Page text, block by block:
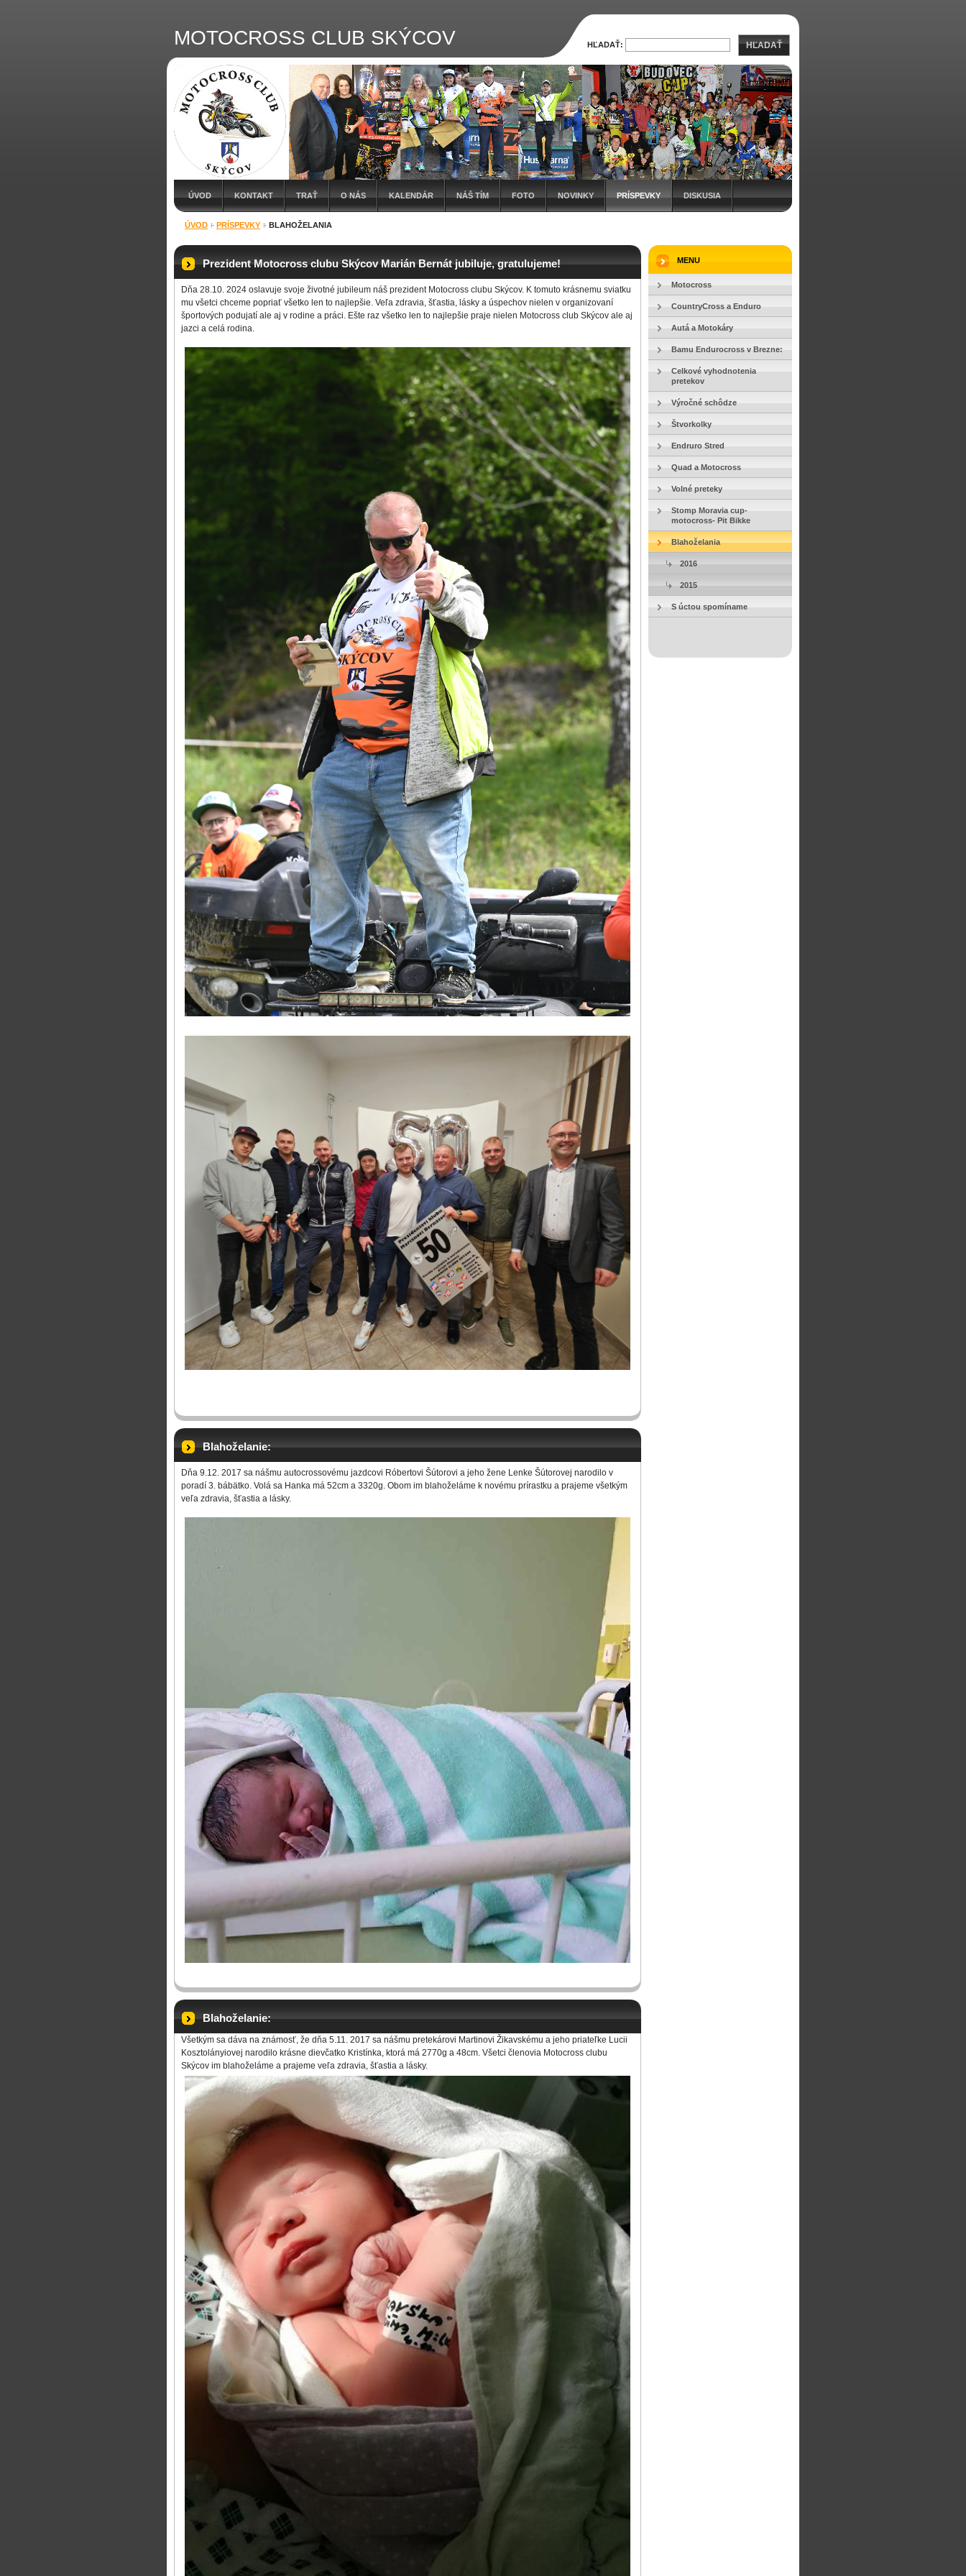
MOTOCROSS CLUB SKÝCOV
ÚVOD KONTAKT TRAŤ O NÁS KALENDÁR NÁŠ TÍM FOTO NOVINKY PRÍSPEVKY DISKUSIA
ÚVOD PRÍSPEVKY BLAHOŽELANIA
Prezident Motocross clubu Skýcov Marián Bernát jubiluje, gratulujeme!
Dňa 28.10. 2024 oslavuje svoje životné jubileum náš prezident Motocross clubu Skýcov. K tomuto krásnemu sviatku
mu všetci chceme popriať všetko len to najlepšie. Veľa zdravia, šťastia, lásky a úspechov nielen v organizovaní
športových podujatí ale aj v rodine a práci. Ešte raz všetko len to najlepšie praje nielen Motocross club Skýcov ale aj
jazci a celá rodina.
Blahoželanie:
Dňa 9.12. 2017 sa nášmu autocrossovému jazdcovi Róbertovi Šútorovi a jeho žene Lenke Šútorovej narodilo v
poradí 3. bábätko. Volá sa Hanka má 52cm a 3320g. Obom im blahoželáme k novému prírastku a prajeme všetkým
veľa zdravia, šťastia a lásky.
Blahoželanie:
Všetkým sa dáva na známosť, že dňa 5.11. 2017 sa nášmu pretekárovi Martinovi Žikavskému a jeho priateľke Lucii
Kosztolányiovej narodilo krásne dievčatko Kristínka, ktorá má 2770g a 48cm. Všetci členovia Motocross clubu
Skýcov im blahoželáme a prajeme veľa zdravia, šťastia a lásky.
MENU
Motocross
CountryCross a Enduro
Autá a Motokáry
Bamu Endurocross v Brezne:
Celkové vyhodnotenia
pretekov
Výročné schôdze
Štvorkolky
Endruro Stred
Quad a Motocross
Volné preteky
Stomp Moravia cup-
motocross- Pit Bikke
Blahoželania
2016
2015
S úctou spomíname
HĽADAŤ: HĽADAŤ